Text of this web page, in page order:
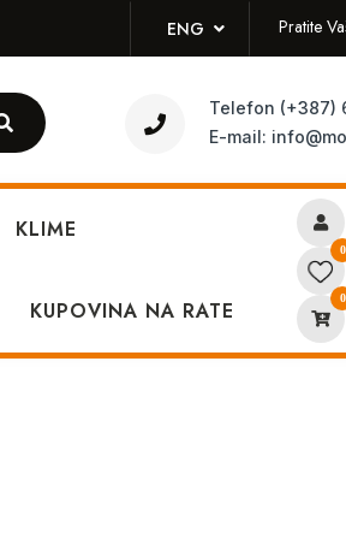
ENG Pratite
Telefon (+387)
E-mail:
KLIME
KUPOVINA NA RATE
0
0
64GB Black